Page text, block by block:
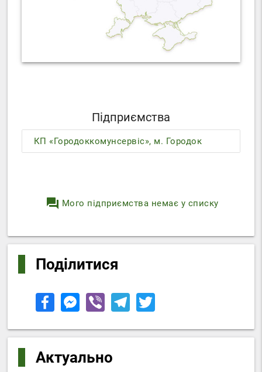
Підприємства
КП «Городоккомунсервіс», м. Городок
question_answer Мого підприємства немає у списку
Поділитися
Актуально